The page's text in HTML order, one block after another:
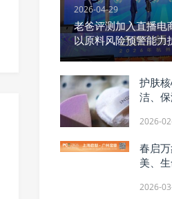
2026-04-29
老爸评测加入直播电
以原料风险预警能力
护肤
洁、
2026-
春启
美、
的机
2026-